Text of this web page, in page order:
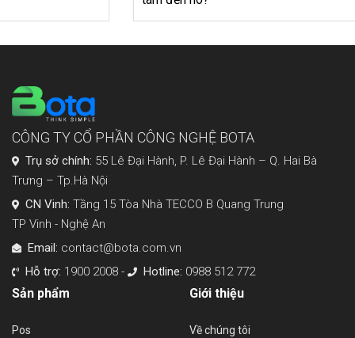
CÔNG TY CỔ PHẦN CÔNG NGHỆ BOTA
Trụ sở chính: 55 Lê Đại Hành, P. Lê Đại Hành – Q. Hai Bà
Trưng – Tp.Hà Nội
CN Vinh: Tầng 15 Tòa Nhà TECCO B Quang Trung
TP Vinh - Nghệ An
Email: contact@bota.com.vn
Hỗ trợ: 1900 2008 - Hotline: 0988 512 772
Sản phẩm
Pos
Giới thiệu
Về chúng tôi